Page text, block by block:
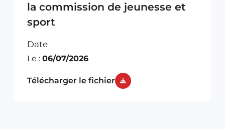
sport
la commission de jeunesse et
sport
Date
Le : 06/07/2026
Télécharger le fichier